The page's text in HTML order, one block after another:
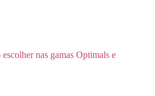
nas gamas Optimals e